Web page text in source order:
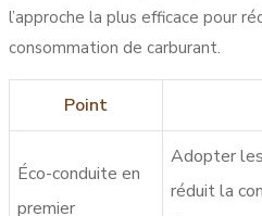
l’approche la plus efficace pour
consommation de carburant.
Point
Éco-conduite en
premier
Adopter
réduit la